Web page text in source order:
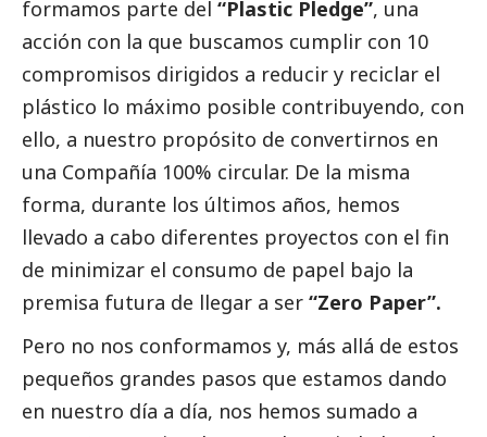
formamos parte del “Plastic Pledge”, una
acción con la que buscamos cumplir con 10
compromisos dirigidos a reducir y reciclar el
plástico lo máximo posible contribuyendo, con
ello, a nuestro propósito de convertirnos en
una Compañía 100% circular. De la misma
forma, durante los últimos años, hemos
llevado a cabo diferentes proyectos con el fin
de minimizar el consumo de papel bajo la
premisa futura de llegar a ser “Zero Paper”.
Pero no nos conformamos y, más allá de estos
pequeños grandes pasos que estamos dando
en nuestro día a día, nos hemos sumado a